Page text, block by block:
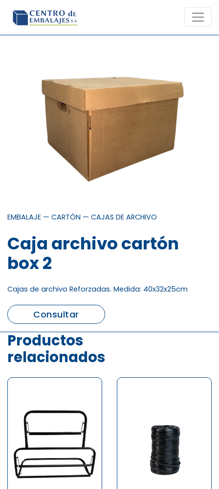
content
EMBALAJE — CARTÓN — CAJAS DE ARCHIVO
Caja archivo cartón
box 2
Cajas de archivo Reforzadas. Medida: 40x32x25cm
Consultar
Productos
relacionados